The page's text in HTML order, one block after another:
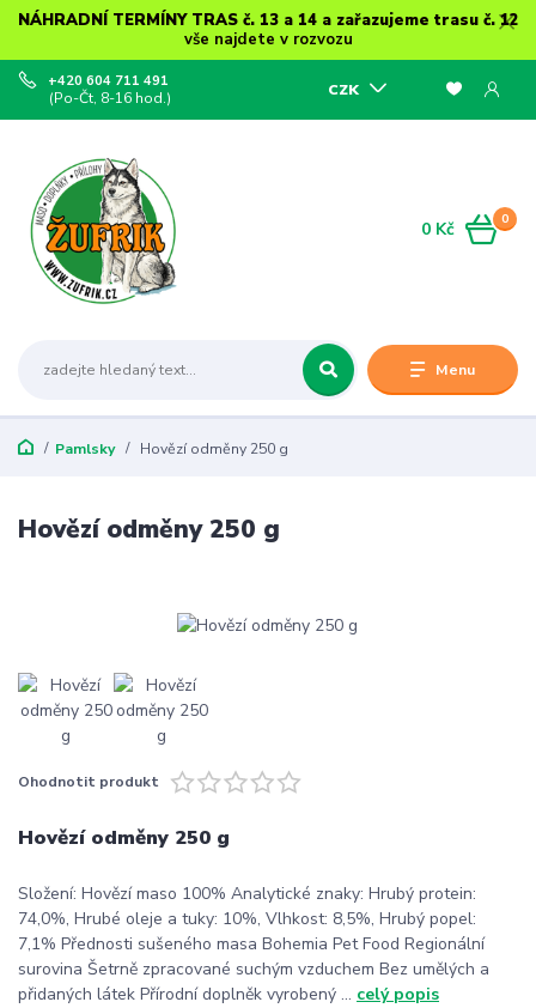
NÁHRADNÍ TERMÍNY TRAS č. 13 a 14 a zařazujeme trasu č. 12
vše najdete v rozvozu
Menu
CZK
+420 604 711 491
(Po-Čt, 8-16 hod.)
0
0 Kč
Pamlsky Hovězí odměny 250 g
Hovězí odměny 250 g
Ohodnotit produkt
Hovězí odměny 250 g
Složení: Hovězí maso 100% Analytické znaky: Hrubý protein:
74,0%, Hrubé oleje a tuky: 10%, Vlhkost: 8,5%, Hrubý popel:
7,1% Přednosti sušeného masa Bohemia Pet Food Regionální
surovina Šetrně zpracované suchým vzduchem Bez umělých a
přidaných látek Přírodní doplněk vyrobený ... celý popis